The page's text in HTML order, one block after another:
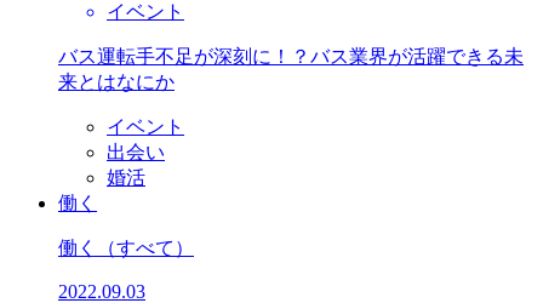
イベント
バス運転手不足が深刻に！？バス業界が活躍できる未
来とはなにか
イベント
出会い
婚活
働く
働く （すべて）
2022.09.03